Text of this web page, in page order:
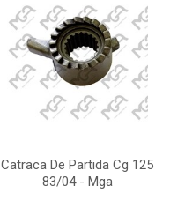
Catraca De Partida Cg 125
83/04 - Mga